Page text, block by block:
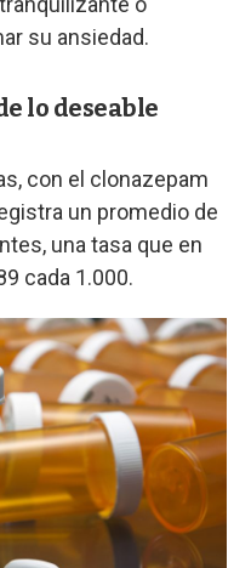
su ansiedad.
lo deseable
con el clonazepam
un promedio de
una tasa que en
cada 1.000.